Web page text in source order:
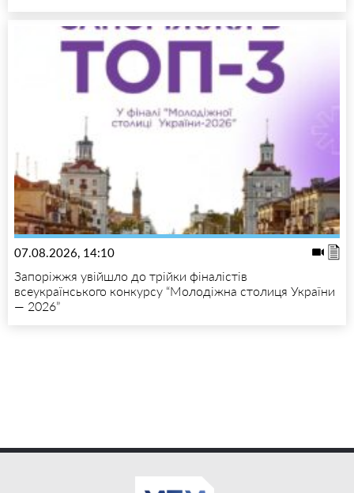
07.08.2026, 14:10
Запоріжжя увійшло до трійки фіналістів
всеукраїнського конкурсу “Молодіжна столиця України
— 2026”